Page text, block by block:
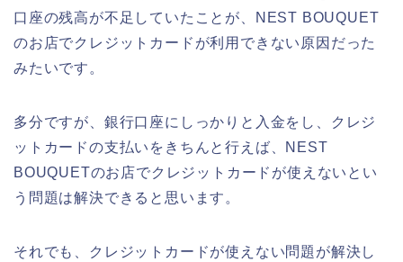
口座の残高が不足していたことが、NEST BOUQUET
のお店でクレジットカードが利用できない原因だった
みたいです。
多分ですが、銀行口座にしっかりと入金をし、クレジ
ットカードの支払いをきちんと行えば、NEST
BOUQUETのお店でクレジットカードが使えないとい
う問題は解決できると思います。
それでも、クレジットカードが使えない問題が解決し